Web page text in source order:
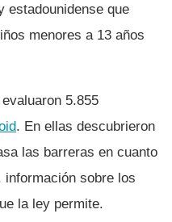
estadounidense que
menores a 13 años
5.855
. En ellas descubrieron
las barreras en cuanto
sobre los
la ley permite.